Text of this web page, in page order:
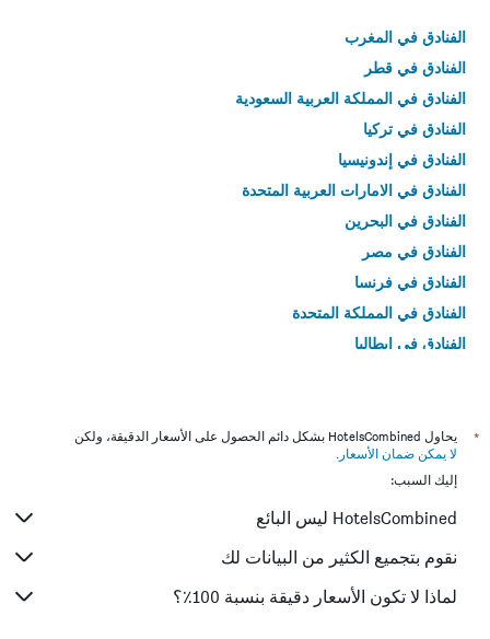
الفنادق في المغرب
الفنادق في قطر
الفنادق في المملكة العربية السعودية
الفنادق في تركيا
الفنادق في إندونيسيا
الفنادق في الامارات العربية المتحدة
الفنادق في البحرين
الفنادق في مصر
الفنادق في فرنسا
الفنادق في المملكة المتحدة
الفنادق في إيطاليا
*
يحاول HotelsCombined بشكل دائم الحصول على الأسعار الدقيقة، ولكن
لا يمكن ضمان الأسعار .
إليك السبب:
HotelsCombined ليس البائع
نقوم بتجميع الكثير من البيانات لك
لماذا لا تكون الأسعار دقيقة بنسبة 100٪؟